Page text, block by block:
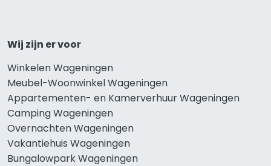
Wij zijn er voor
Winkelen Wageningen
Meubel-Woonwinkel Wageningen
Appartementen- en Kamerverhuur Wageningen
Camping Wageningen
Overnachten Wageningen
Vakantiehuis Wageningen
Bungalowpark Wageningen